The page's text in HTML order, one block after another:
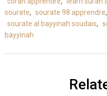
sourate, sourate 98 apprendre,
sourate al bayyinah soudais,
bayyinah